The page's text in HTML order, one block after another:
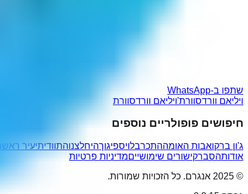
שתפו ב-WhatsApp
ויליאם וורדסוורת'ויליאם וורדסוורת
חיפושים פופולריים נוספים
ג'ון ברקואבות האומההתכרבלויספיגוךהיחלצנוהתוודיתיעיר ראשה
אודותהסברקישורים שימושייםמדיניות פרטיות
© 2025 אנגרם. כל הזכויות שמורות.